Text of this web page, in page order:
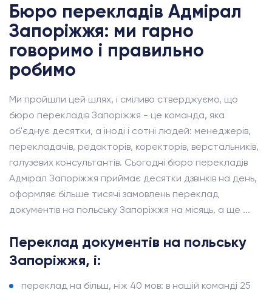
Бюро перекладів Адмірал
Запоріжжя: ми гарно
говоримо і правильно
робимо
Ми пройшли цей шлях, і сміливо стверджуємо, що
бюро перекладів Запоріжжя - це команда, яка
об'єднує десятки, а іноді і сотні людей: менеджерів,
перекладачів, редакторів, коректорів, верстальників,
галузевих консультантів. Сьогодні бюро перекладів
Адмірал Запоріжжя приймає десятки дзвінків на день,
оформляє більше тисячі замовлень переклад
документів на польську Запоріжжя на місяць, а ще ...
Переклад документів на польську
Запоріжжя, і:
переклад на більш, ніж 40 мов: в нашій команді 25